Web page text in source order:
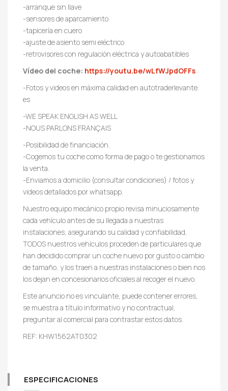
-arranque sin llave
-sensores de aparcamiento
-tapicería en cuero
-ajuste de asiento semi eléctrico
-retrovisores con regulación eléctrica y autoabatibles
Vídeo del coche: https://youtu.be/wLfWJpdOFFs
-Fotos y videos en máxima calidad en autotraderlevante.
es
-WE SPEAK ENGLISH AS WELL
-NOUS PARLONS FRANÇAIS
-Posibilidad de financiación.
-Cogemos tu coche como forma de pago o te gestionamos
la venta.
-Enviamos a domicilio (consultar condiciones) / fotos y
videos detallados por whatsapp.
Nuestro equipo mecánico propio revisa minuciosamente
cada vehículo antes de su llegada a nuestras
instalaciones, asegurando su calidad y confiabilidad,
TODOS nuestros vehículos proceden de particulares que
han decidido comprar un coche nuevo por gusto o cambio
de tamaño, y los traen a nuestras instalaciones o bien nos
los dejan en concesionarios oficiales al recoger el nuevo.
Este anuncio no es vinculante, puede contener errores,
se muestra a título informativo y no contractual,
preguntar al comercial para contrastar estos datos.
REF: KHW1562AT0302
ESPECIFICACIONES